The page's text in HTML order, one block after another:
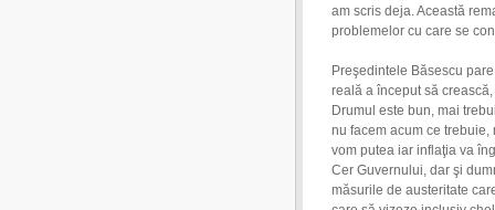
am scris deja. Această
problemelor cu care se
Preşedintele Băsescu
reală a început să
Drumul este bun, mai
nu facem acum ce
vom putea iar inflaţia va
Cer Guvernului, dar şi
măsurile de austeritate